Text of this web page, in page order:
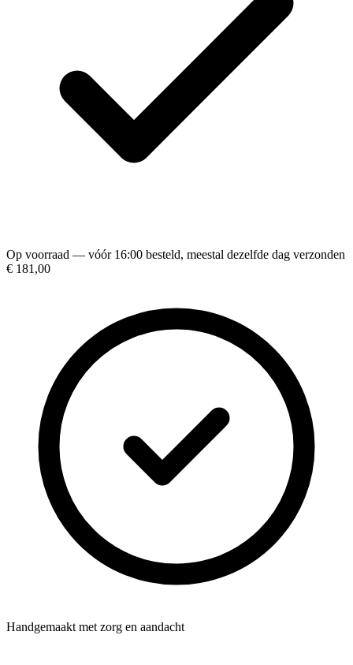
Op voorraad — vóór 16:00 besteld, meestal dezelfde dag verzonden
€ 181,00
Handgemaakt met zorg en aandacht